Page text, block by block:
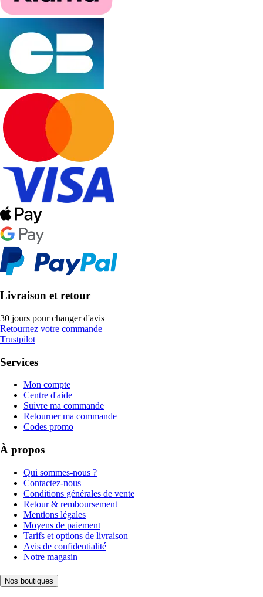
Livraison et retour
30 jours pour changer d'avis
Retournez votre commande
Trustpilot
Services
Mon compte
Centre d'aide
Suivre ma commande
Retourner ma commande
Codes promo
À propos
Qui sommes-nous ?
Contactez-nous
Conditions générales de vente
Retour & remboursement
Mentions légales
Moyens de paiement
Tarifs et options de livraison
Avis de confidentialité
Notre magasin
Nos boutiques